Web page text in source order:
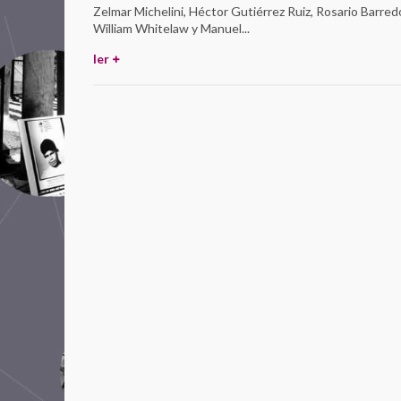
Zelmar Michelini, Héctor Gutiérrez Ruiz, Rosario
William Whitelaw y Manuel...
ler